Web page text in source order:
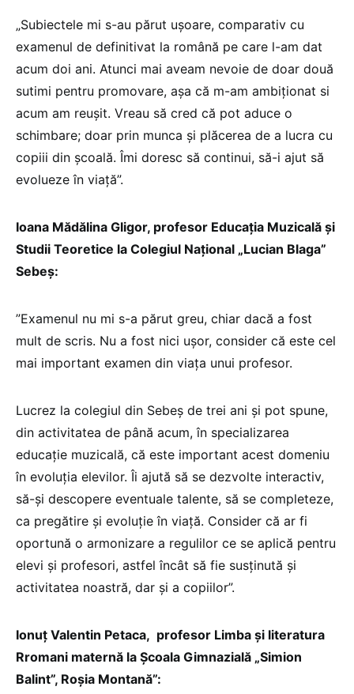
„Subiectele mi s-au părut ușoare, comparativ cu
examenul de definitivat la română pe care l-am dat
acum doi ani. Atunci mai aveam nevoie de doar două
sutimi pentru promovare, așa că m-am ambiționat si
acum am reușit. Vreau să cred că pot aduce o
schimbare; doar prin munca și plăcerea de a lucra cu
copiii din școală. Îmi doresc să continui, să-i ajut să
evolueze în viață”.
Ioana Mădălina Gligor, profesor Educația Muzicală și
Studii Teoretice la Colegiul Național „Lucian Blaga”
Sebeș:
”Examenul nu mi s-a părut greu, chiar dacă a fost
mult de scris. Nu a fost nici ușor, consider că este cel
mai important examen din viața unui profesor.
Lucrez la colegiul din Sebeș de trei ani și pot spune,
din activitatea de până acum, în specializarea
educație muzicală, că este important acest domeniu
în evoluția elevilor. Îi ajută să se dezvolte interactiv,
să-și descopere eventuale talente, să se completeze,
ca pregătire și evoluție în viață. Consider că ar fi
oportună o armonizare a regulilor ce se aplică pentru
elevi și profesori, astfel încât să fie susținută și
activitatea noastră, dar și a copiilor”.
Ionuț Valentin Petaca, profesor Limba și literatura
Rromani maternă la Școala Gimnazială „Simion
Balint”, Roșia Montană”: